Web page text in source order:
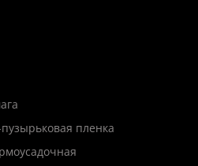
пленка